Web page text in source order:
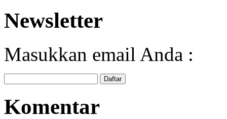
Newsletter
Masukkan email Anda :
Komentar